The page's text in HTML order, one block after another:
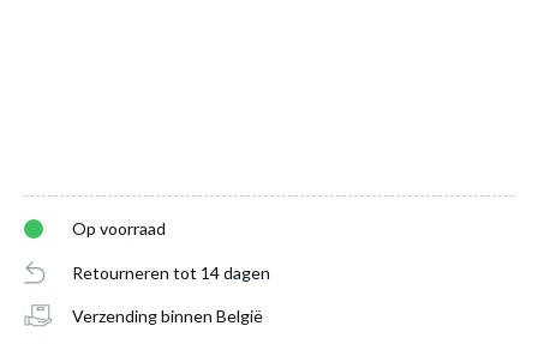
Op voorraad
Retourneren tot 14 dagen
Verzending binnen België
Champagneglas LIFE IS BETTER WITH